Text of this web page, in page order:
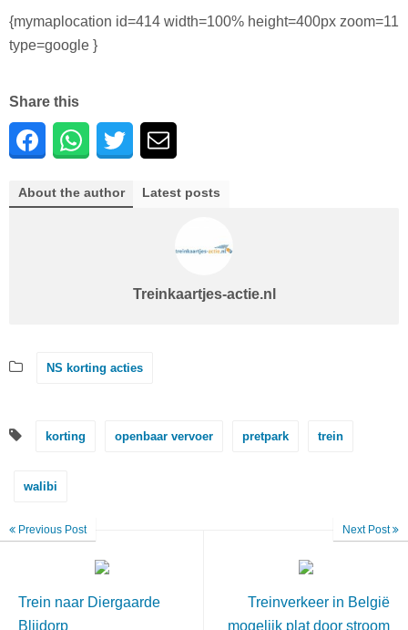
{mymaplocation id=414 width=100% height=400px zoom=11
type=google }
Share this
About the author Latest posts
Treinkaartjes-actie.nl
NS korting acties
korting openbaar vervoer pretpark trein
walibi
Previous Post
Trein naar Diergaarde
Blijdorp
Next Post
Treinverkeer in België
mogelijk plat door stroom